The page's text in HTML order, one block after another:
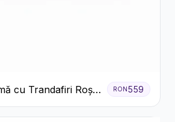
cu Trandafiri Roșii
Rocher
RON559